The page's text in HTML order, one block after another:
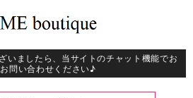
いましたら、当サイトのチャット機能でお
問い合わせください♪